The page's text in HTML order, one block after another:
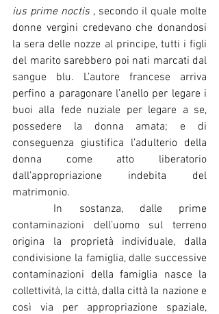
ius prime noctis , secondo il quale molte
donne vergini credevano che donandosi
la sera delle nozze al principe, tutti i figli
del marito sarebbero poi nati marcati dal
sangue blu. L’autore francese arriva
perfino a paragonare l’anello per legare i
buoi alla fede nuziale per legare a se,
possedere la donna amata; e di
conseguenza giustifica l’adulterio della
donna come atto liberatorio
dall’appropriazione indebita del
matrimonio.
contaminazioni dell’uomo sul terreno
origina la proprietà individuale, dalla
condivisione la famiglia, dalle successive
contaminazioni della famiglia nasce la
collettività, la città, dalla città la nazione e
così via per appropriazione spaziale,